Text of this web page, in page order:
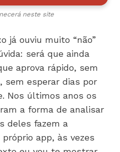
neste site
já ouviu muito “não”
será que ainda
aprova rápido, sem
sem esperar dias por
Nos últimos anos os
a forma de analisar
deles fazem a
app, às vezes